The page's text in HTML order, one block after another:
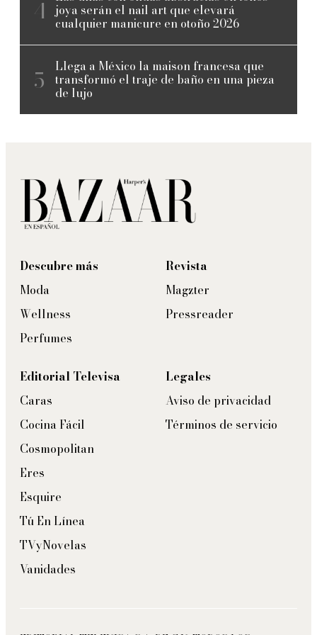
joya serán el nail art que elevará
cualquier manicure en otoño 2026
Llega a México la maison francesa que
transformó el traje de baño en una pieza
de lujo
Descubre más
Moda
Wellness
Perfumes
Revista
Magzter
Pressreader
Editorial Televisa
Caras
Cocina Fácil
Cosmopolitan
Eres
Esquire
Tú En Línea
TVyNovelas
Vanidades
Legales
Aviso de privacidad
Términos de servicio